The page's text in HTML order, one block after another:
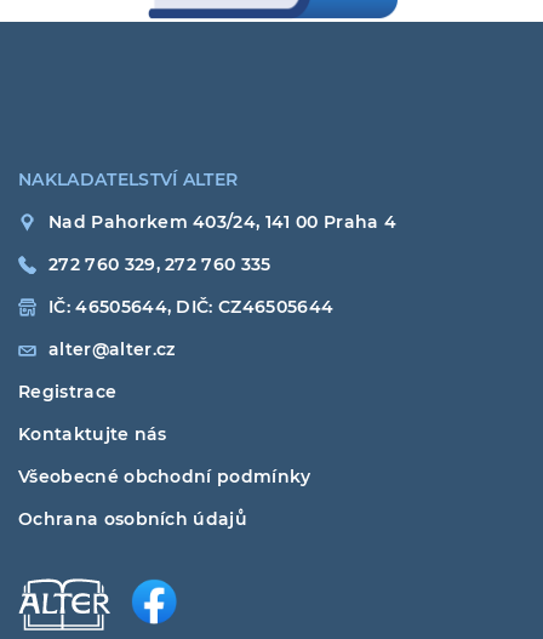
NAKLADATELSTVÍ ALTER
Nad Pahorkem 403/24, 141 00 Praha 4
272 760 329, 272 760 335
IČ: 46505644, DIČ: CZ46505644
alter@alter.cz
Registrace
Kontaktujte nás
Všeobecné obchodní podmínky
Ochrana osobních údajů